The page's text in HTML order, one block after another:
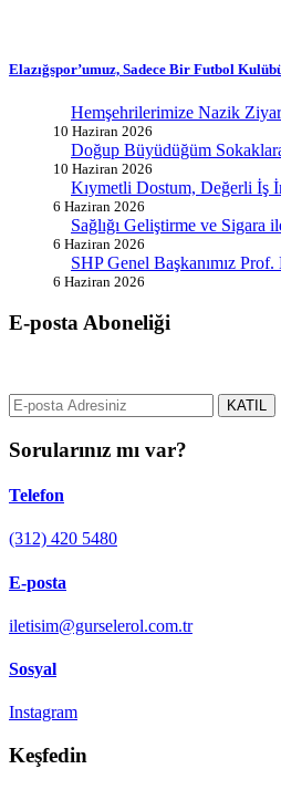
Elazığspor’umuz, Sadece Bir Futbol
Hemşehrilerimize Nazik
10 Haziran 2026
Doğup Büyüdüğüm
10 Haziran 2026
Kıymetli Dostum, Değerli İş
6 Haziran 2026
Sağlığı Geliştirme ve Sigara
6 Haziran 2026
SHP Genel Başkanımız
6 Haziran 2026
E-posta Aboneliği
KATIL
Sorularınız mı var?
Telefon
(312) 420 5480
E-posta
iletisim@gurselerol.com.tr
Sosyal
Instagram
Keşfedin